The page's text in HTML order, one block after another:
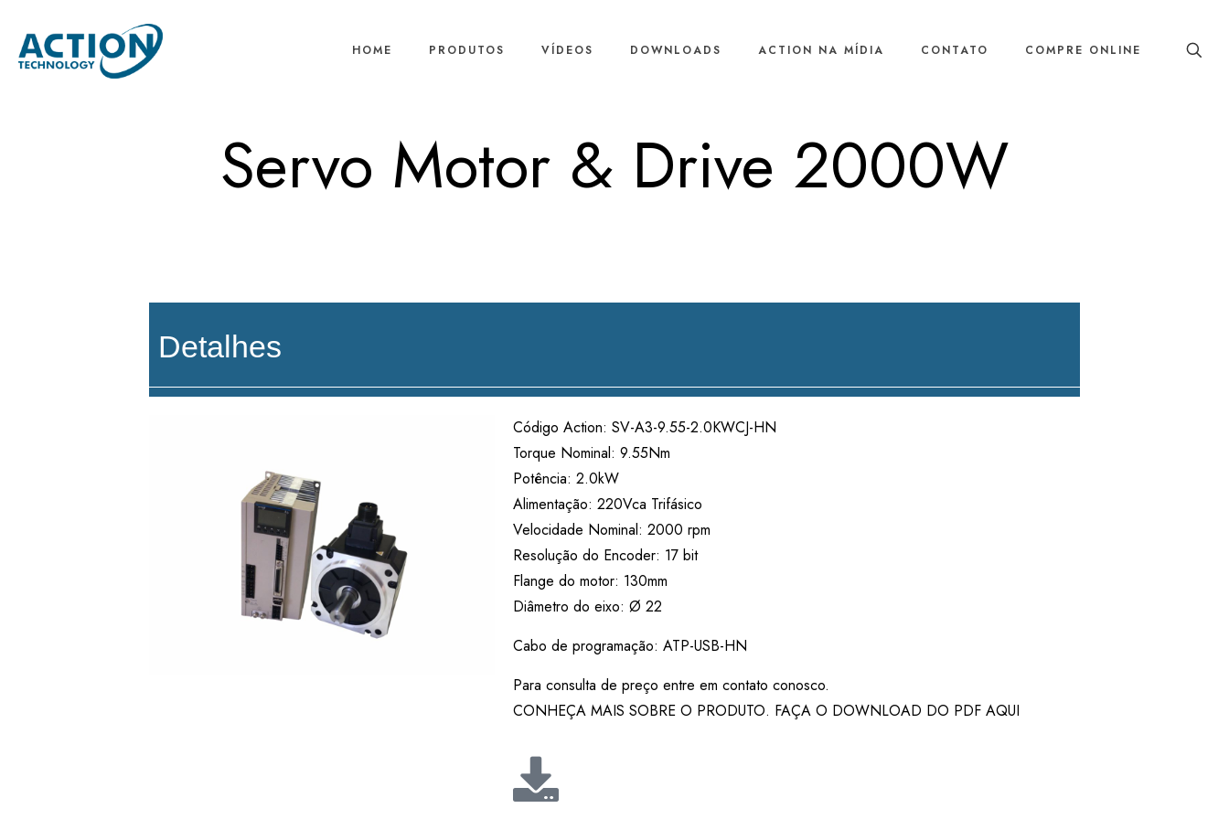
HOME PRODUTOS VÍDEOS DOWNLOADS ACTION NA MÍDIA CONTATO COMPRE ONLINE
Servo Motor & Drive 2000W
Detalhes
Código Action: SV-A3-9.55-2.0KWCJ-HN
Torque Nominal: 9.55Nm
Potência: 2.0kW
Alimentação: 220Vca Trifásico
Velocidade Nominal: 2000 rpm
Resolução do Encoder: 17 bit
Flange do motor: 130mm
Diâmetro do eixo: Ø 22
Cabo de programação: ATP-USB-HN
Para consulta de preço entre em contato conosco.
CONHEÇA MAIS SOBRE O PRODUTO. FAÇA O DOWNLOAD DO PDF AQUI